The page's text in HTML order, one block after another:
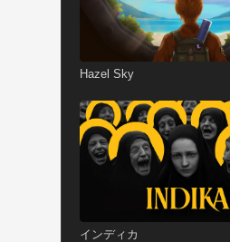
Hazel Sky
インディカ